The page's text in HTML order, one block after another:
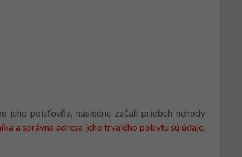
jeho poisťovňa, následne začali priebeh nehody
a správna adresa jeho trvalého pobytu sú údaje,